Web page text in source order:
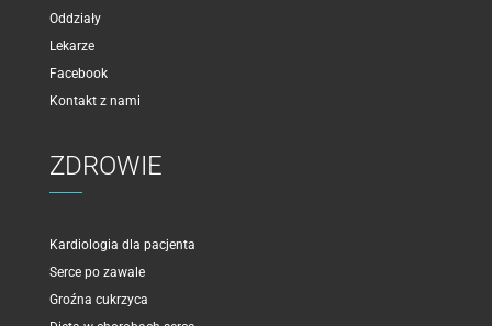
Oddziały
Lekarze
Facebook
Kontakt z nami
ZDROWIE
Kardiologia dla pacjenta
Serce po zawale
Groźna cukrzyca